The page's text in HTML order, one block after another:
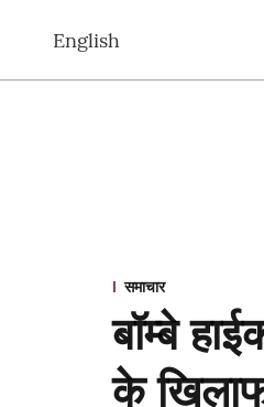
English
समाचार
बॉम्बे
के